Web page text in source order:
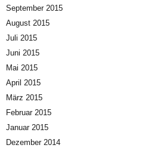
September 2015
August 2015
Juli 2015
Juni 2015
Mai 2015
April 2015
März 2015
Februar 2015
Januar 2015
Dezember 2014